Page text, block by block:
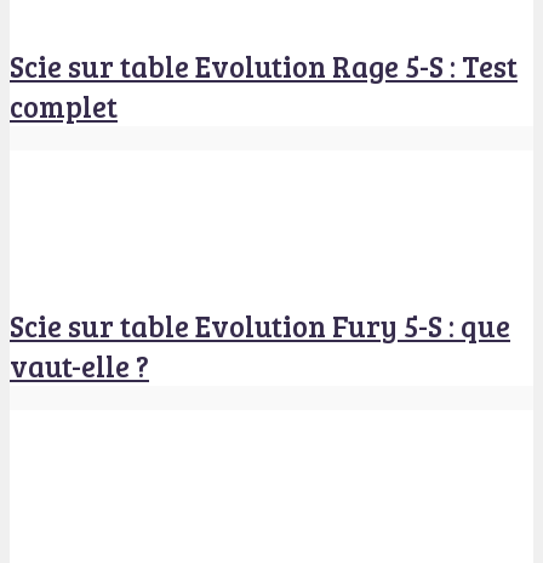
Scie sur table Evolution Rage 5-S : Test
complet
Scie sur table Evolution Fury 5-S : que
vaut-elle ?